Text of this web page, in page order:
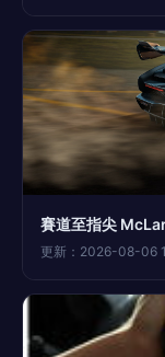
賽道至指尖
更新：2026-08-06